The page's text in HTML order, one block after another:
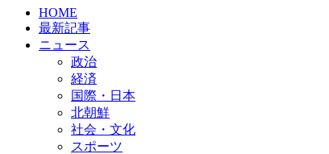
HOME
最新記事
ニュース
政治
経済
国際・日本
北朝鮮
社会・文化
スポーツ